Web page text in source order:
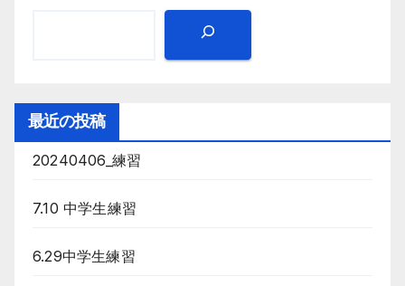
最近の投稿
20240406_練習
7.10 中学生練習
6.29中学生練習